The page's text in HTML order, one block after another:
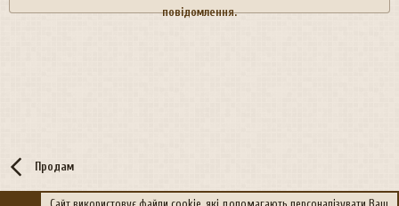
повідомлення.
Продам